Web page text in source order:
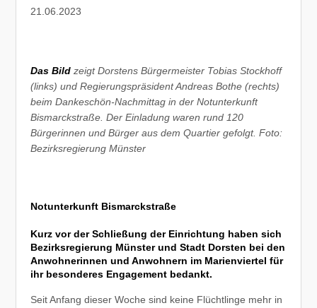
21.06.2023
Das Bild zeigt Dorstens Bürgermeister Tobias Stockhoff
(links) und Regierungspräsident Andreas Bothe (rechts)
beim Dankeschön-Nachmittag in der Notunterkunft
Bismarckstraße. Der Einladung waren rund 120
Bürgerinnen und Bürger aus dem Quartier gefolgt. Foto:
Bezirksregierung Münster
Notunterkunft Bismarckstraße
Kurz vor der Schließung der Einrichtung haben sich
Bezirksregierung Münster und Stadt Dorsten bei den
Anwohnerinnen und Anwohnern im Marienviertel für
ihr besonderes Engagement bedankt.
Seit Anfang dieser Woche sind keine Flüchtlinge mehr in